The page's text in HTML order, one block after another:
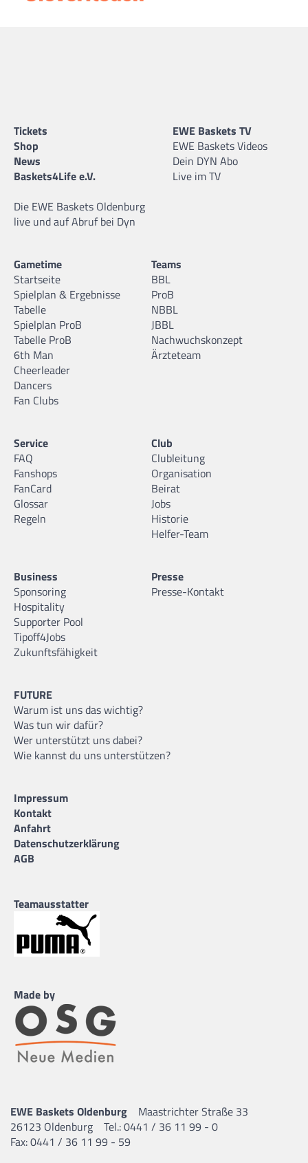
Tickets
Shop
News
Baskets4Life e.V.
Die EWE Baskets Oldenburg
live und auf Abruf bei Dyn
EWE Baskets TV
EWE Baskets Videos
Dein DYN Abo
Live im TV
Gametime
Startseite
Spielplan & Ergebnisse
Tabelle
Spielplan ProB
Tabelle ProB
6th Man
Cheerleader
Dancers
Fan Clubs
Teams
BBL
ProB
NBBL
JBBL
Nachwuchskonzept
Ärzteteam
Service
FAQ
Fanshops
FanCard
Glossar
Regeln
Club
Clubleitung
Organisation
Beirat
Jobs
Historie
Helfer-Team
Business
Sponsoring
Hospitality
Supporter Pool
Tipoff4Jobs
Zukunftsfähigkeit
Presse
Presse-Kontakt
FUTURE
Warum ist uns das wichtig?
Was tun wir dafür?
Wer unterstützt uns dabei?
Wie kannst du uns unterstützen?
Impressum
Kontakt
Anfahrt
Datenschutzerklärung
AGB
Teamausstatter
Made by
EWE Baskets Oldenburg
Maastrichter Straße 33
26123 Oldenburg
Tel.: 0441 / 36 11 99 - 0
Fax: 0441 / 36 11 99 - 59